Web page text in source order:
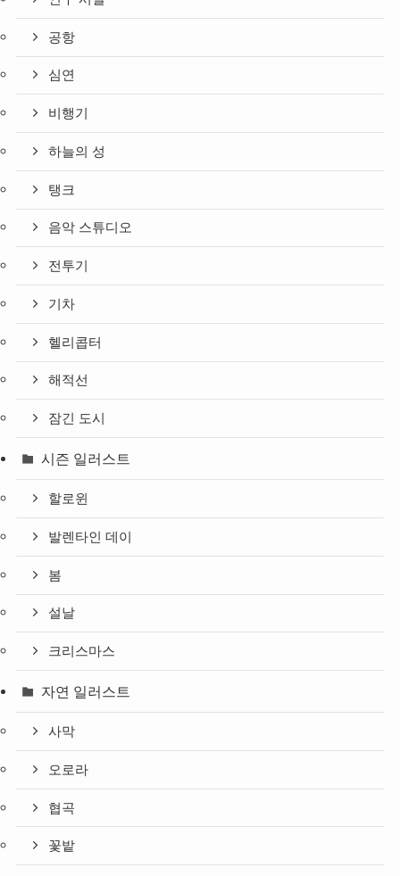
공항
심연
비행기
하늘의 성
탱크
음악 스튜디오
전투기
기차
헬리콥터
해적선
잠긴 도시
시즌 일러스트
할로윈
발렌타인 데이
봄
설날
크리스마스
자연 일러스트
사막
오로라
협곡
꽃밭